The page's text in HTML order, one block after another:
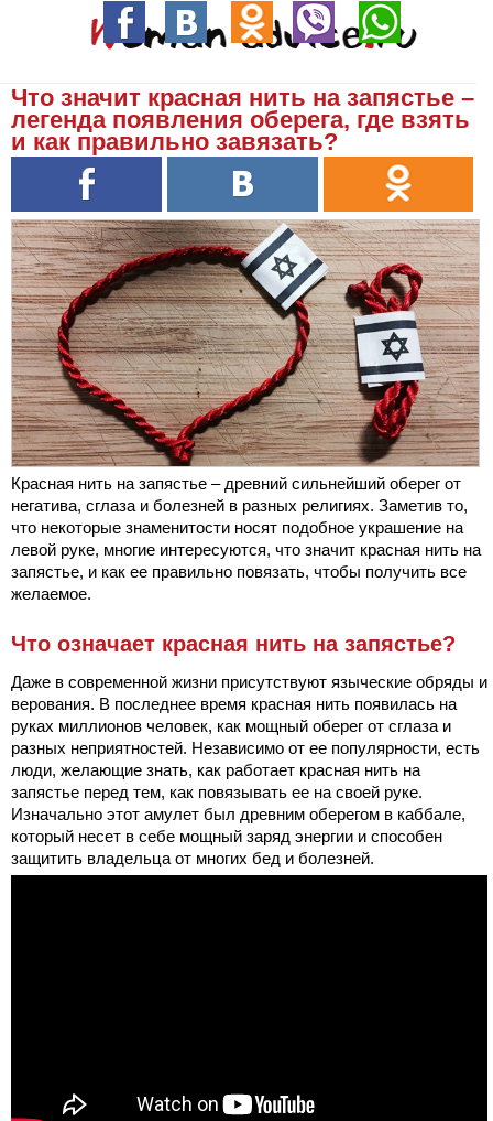
Что значит красная нить на запястье –
легенда появления оберега, где взять
и как правильно завязать?
Красная нить на запястье – древний сильнейший оберег от
негатива, сглаза и болезней в разных религиях. Заметив то,
что некоторые знаменитости носят подобное украшение на
левой руке, многие интересуются, что значит красная нить на
запястье, и как ее правильно повязать, чтобы получить все
желаемое.
Что означает красная нить на запястье?
Даже в современной жизни присутствуют языческие обряды и
верования. В последнее время красная нить появилась на
руках миллионов человек, как мощный оберег от сглаза и
разных неприятностей. Независимо от ее популярности, есть
люди, желающие знать, как работает красная нить на
запястье перед тем, как повязывать ее на своей руке.
Изначально этот амулет был древним оберегом в каббале,
который несет в себе мощный заряд энергии и способен
защитить владельца от многих бед и болезней.